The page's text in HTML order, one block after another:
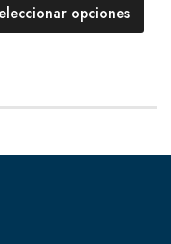
opciones